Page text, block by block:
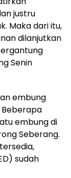
justru
Maka dari itu,
dilanjutkan
Senin
embung
embung di
Seberang.
sudah